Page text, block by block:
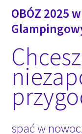
2
OBÓZ 2025
spać w